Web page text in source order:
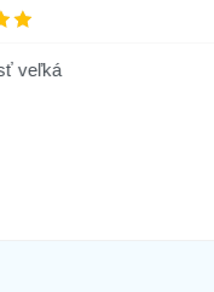
veľká